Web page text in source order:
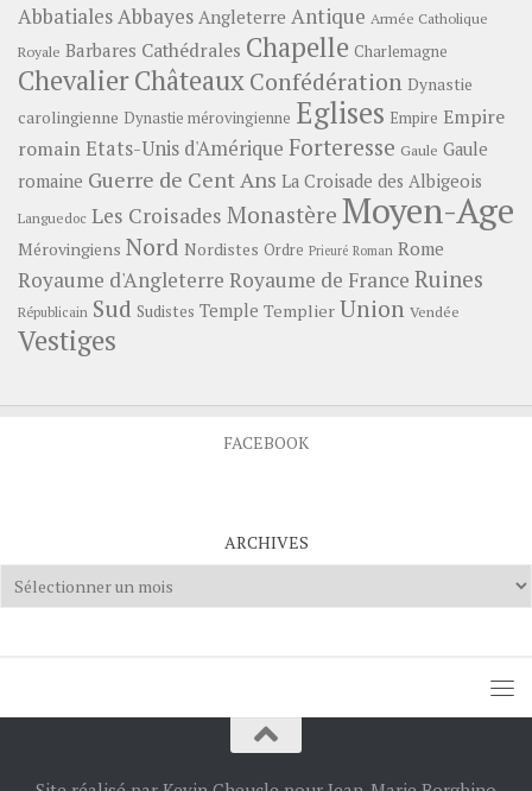
Abbatiales Abbayes Angleterre Antique Armée Catholique
Royale Barbares Cathédrales Chapelle Charlemagne
ChevalierChâteauxConfédération Dynastie
carolingienne Dynastie mérovingienne Eglises Empire Empire
romainEtats-Unis d'Amérique Forteresse Gaule Gaule
romaine Guerre de Cent Ans La Croisade des Albigeois
Languedoc Les Croisades Monastère Moyen-Age
Mérovingiens Nord Nordistes Ordre Prieuré Roman Rome
Royaume d'Angleterre Royaume de France Ruines
Républicain Sud Sudistes Temple Templier Union Vendée
Vestiges
FACEBOOK
ARCHIVES
Archives